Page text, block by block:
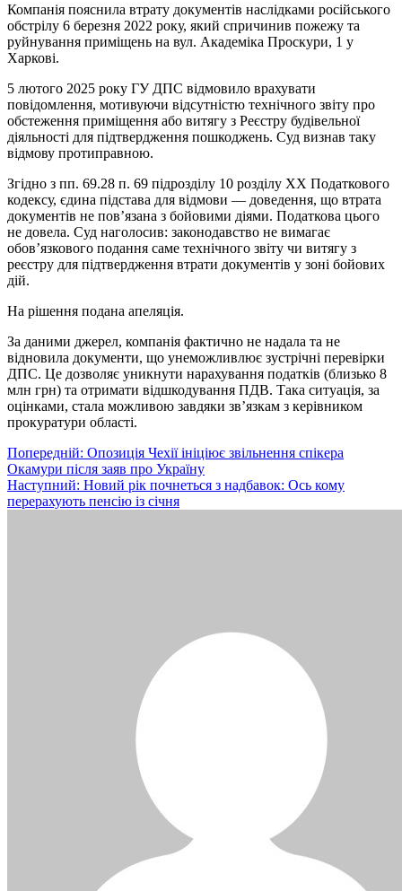
Компанія пояснила втрату документів наслідками російського
обстрілу 6 березня 2022 року, який спричинив пожежу та
руйнування приміщень на вул. Академіка Проскури, 1 у
Харкові.
5 лютого 2025 року ГУ ДПС відмовило врахувати
повідомлення, мотивуючи відсутністю технічного звіту про
обстеження приміщення або витягу з Реєстру будівельної
діяльності для підтвердження пошкоджень. Суд визнав таку
відмову протиправною.
Згідно з пп. 69.28 п. 69 підрозділу 10 розділу XX Податкового
кодексу, єдина підстава для відмови — доведення, що втрата
документів не пов’язана з бойовими діями. Податкова цього
не довела. Суд наголосив: законодавство не вимагає
обов’язкового подання саме технічного звіту чи витягу з
реєстру для підтвердження втрати документів у зоні бойових
дій.
На рішення подана апеляція.
За даними джерел, компанія фактично не надала та не
відновила документи, що унеможливлює зустрічні перевірки
ДПС. Це дозволяє уникнути нарахування податків (близько 8
млн грн) та отримати відшкодування ПДВ. Така ситуація, за
оцінками, стала можливою завдяки зв’язкам з керівником
прокуратури області.
Навігація
записів
Попередній: Опозиція Чехії ініціює звільнення спікера
Окамури після заяв про Україну
Наступний: Новий рік почнеться з надбавок: Ось кому
перерахують пенсію із січня